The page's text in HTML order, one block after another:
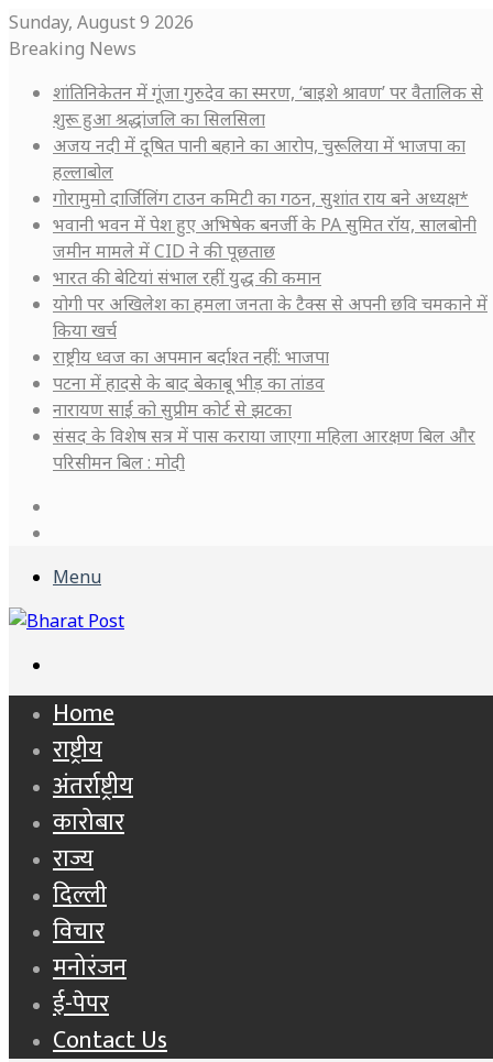
Sunday, August 9 2026
Breaking News
शांतिनिकेतन में गूंजा गुरुदेव का स्मरण, ‘बाइशे श्रावण’ पर वैतालिक से
शुरू हुआ श्रद्धांजलि का सिलसिला
अजय नदी में दूषित पानी बहाने का आरोप, चुरूलिया में भाजपा का
हल्लाबोल
गोरामुमो दार्जिलिंग टाउन कमिटी का गठन, सुशांत राय बने अध्यक्ष*
भवानी भवन में पेश हुए अभिषेक बनर्जी के PA सुमित रॉय, सालबोनी
जमीन मामले में CID ने की पूछताछ
भारत की बेटियां संभाल रहीं युद्ध की कमान
योगी पर अखिलेश का हमला जनता के टैक्स से अपनी छवि चमकाने में
किया खर्च
राष्ट्रीय ध्वज का अपमान बर्दाश्त नहीं: भाजपा
पटना में हादसे के बाद बेकाबू भीड़ का तांडव
नारायण साईं को सुप्रीम कोर्ट से झटका
संसद के विशेष सत्र में पास कराया जाएगा महिला आरक्षण बिल और
परिसीमन बिल : मोदी
Menu
for
Home
राष्ट्रीय
अंतर्राष्ट्रीय
कारोबार
राज्य
दिल्ली
विचार
मनोरंजन
ई-पेपर
Contact Us